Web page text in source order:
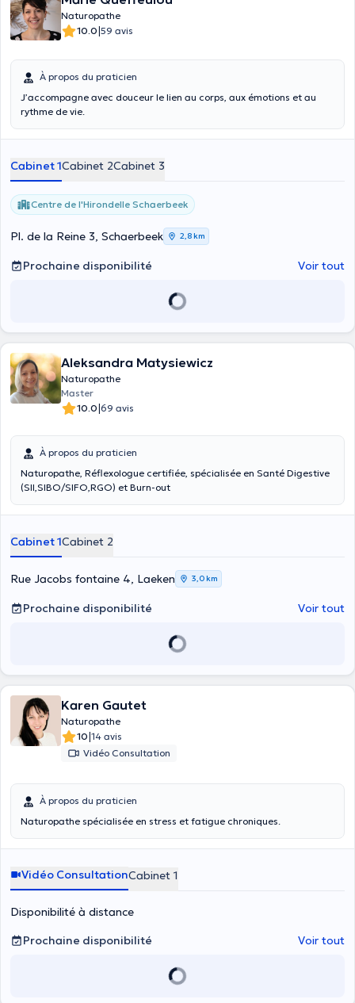
Naturopathe
10.0|59 avis
À propos du praticien
J’accompagne avec douceur le lien au corps, aux émotions et au
rythme de vie.
Cabinet 1Cabinet 2Cabinet 3
Centre de l'Hirondelle Schaerbeek
Pl. de la Reine 3, Schaerbeek 2,8 km
Prochaine disponibilité Voir tout
Aleksandra Matysiewicz
Naturopathe
Master
10.0|69 avis
À propos du praticien
Naturopathe, Réflexologue certifiée, spécialisée en Santé Digestive
(SII,SIBO/SIFO,RGO) et Burn-out
Cabinet 1Cabinet 2
Rue Jacobs fontaine 4, Laeken 3,0 km
Prochaine disponibilité Voir tout
Karen Gautet
Naturopathe
10|14 avis
Vidéo Consultation
À propos du praticien
Vidéo ConsultationCabinet 1
Disponibilité à distance
Prochaine disponibilité
Voir tout